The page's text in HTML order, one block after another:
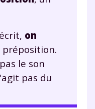
on
préposition.
le son
pas du